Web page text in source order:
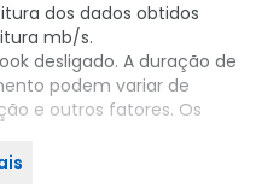
dos dados obtidos
mb/s.
desligado. A duração de
podem variar de
e outros fatores. Os